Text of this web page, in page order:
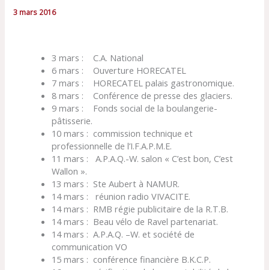
3 mars 2016
3 mars : C.A. National
6 mars : Ouverture HORECATEL
7 mars : HORECATEL palais gastronomique.
8 mars : Conférence de presse des glaciers.
9 mars : Fonds social de la boulangerie-
pâtisserie.
10 mars : commission technique et
professionnelle de l’I.F.A.P.M.E.
11 mars : A.P.A.Q.-W. salon « C’est bon, C’est
Wallon ».
13 mars : Ste Aubert à NAMUR.
14 mars : réunion radio VIVACITE.
14 mars : RMB régie publicitaire de la R.T.B.
14 mars : Beau vélo de Ravel partenariat.
14 mars : A.P.A.Q. –W. et société de
communication VO
15 mars : conférence financière B.K.C.P.